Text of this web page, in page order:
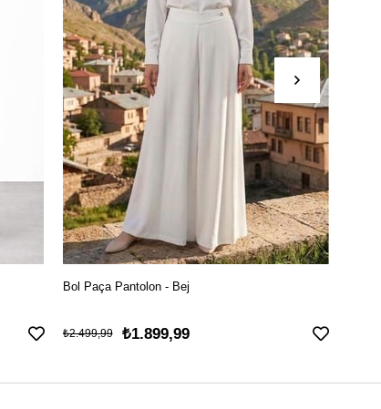
Bol Paça Pantolon - Bej
₺1.899,99
₺2.499,99